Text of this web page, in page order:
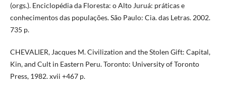
(orgs.). Enciclopédia da Floresta: o Alto Juruá: práticas e
conhecimentos das populações. São Paulo: Cia. das Letras. 2002.
735 p.
CHEVALIER, Jacques M. Civilization and the Stolen Gift: Capital,
Kin, and Cult in Eastern Peru. Toronto: University of Toronto
Press, 1982. xvii +467 p.